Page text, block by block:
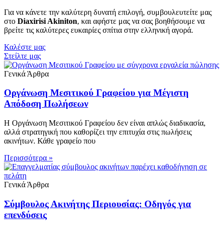
Για να κάνετε την καλύτερη δυνατή επιλογή, συμβουλευτείτε μας
στο Diaxirisi Akiniton, και αφήστε μας να σας βοηθήσουμε να
βρείτε τις καλύτερες ευκαιρίες σπίτια στην ελληνική αγορά.
Καλέστε μας
Στείλτε μας
Γενικά Άρθρα
Οργάνωση Μεσιτικού Γραφείου για Μέγιστη
Απόδοση Πωλήσεων
Η Οργάνωση Μεσιτικού Γραφείου δεν είναι απλώς διαδικασία,
αλλά στρατηγική που καθορίζει την επιτυχία στις πωλήσεις
ακινήτων. Κάθε γραφείο που
Περισσότερα »
Γενικά Άρθρα
Σύμβουλος Ακινήτης Περιουσίας: Οδηγός για
επενδύσεις